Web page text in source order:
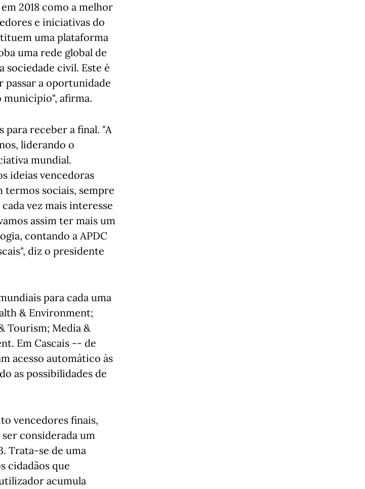
2018 como a melhor
e iniciativas do
uma plataforma
uma rede global de
sociedade civil. Este é
passar a oportunidade
município", afirma.
para receber a final. "A
liderando o
mundial.
ideias vencedoras
termos sociais, sempre
vez mais interesse
assim ter mais um
contando a APDC
diz o presidente
para cada uma
& Environment;
Tourism; Media &
Em Cascais -- de
acesso automático às
as possibilidades de
vencedores finais,
considerada um
Trata-se de uma
cidadãos que
acumula